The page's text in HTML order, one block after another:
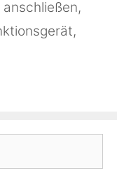
,
,